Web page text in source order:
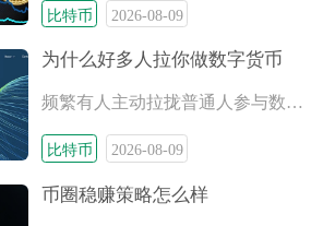
比特币 2026-08-09
为什么好多人拉你做数字货币
频繁有人主动拉拢普通人参与数字货币，核心原因是对方能从你的充
比特币 2026-08-09
币圈稳赚策略怎么样